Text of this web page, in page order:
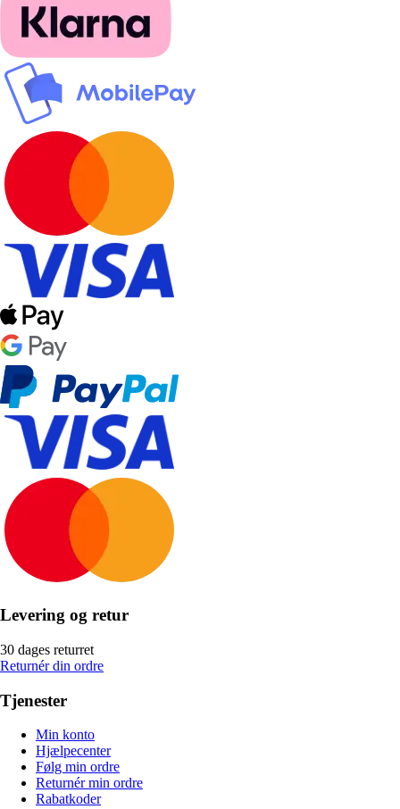
Levering og retur
30 dages returret
Returnér din ordre
Tjenester
Min konto
Hjælpecenter
Følg min ordre
Returnér min ordre
Rabatkoder